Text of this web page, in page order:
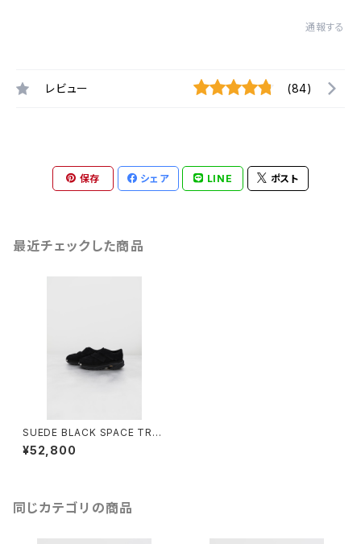
通報する
レビュー (84)
保存 シェア LINE ポスト
最近チェックした商品
SUEDE BLACK SPACE TRAI
NER
¥52,800
同じカテゴリの商品